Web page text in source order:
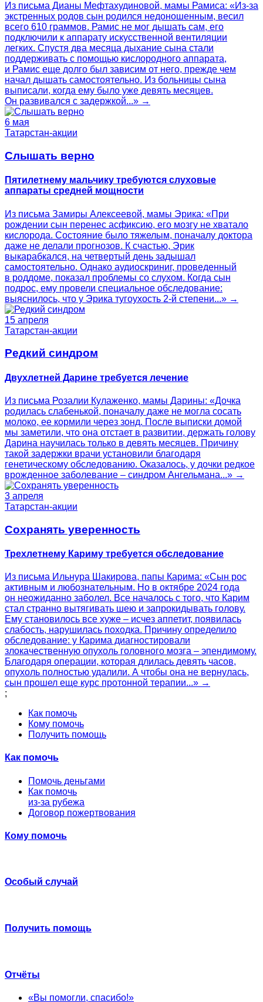
Из письма Дианы Мефтахудиновой, мамы Рамиса: «Из-за
экстренных родов сын родился недоношенным, весил
всего 610 граммов. Рамис не мог дышать сам, его
подключили к аппарату искусственной вентиляции
легких. Спустя два месяца дыхание сына стали
поддерживать с помощью кислородного аппарата,
и Рамис еще долго был зависим от него, прежде чем
начал дышать самостоятельно. Из больницы сына
выписали, когда ему было уже девять месяцев.
Он развивался с задержкой...» →
6 мая
Татарстан-акции
Слышать верно
Пятилетнему мальчику требуются слуховые
аппараты средней мощности
Из письма Замиры Алексеевой, мамы Эрика: «При
рождении сын перенес асфиксию, его мозгу не хватало
кислорода. Состояние было тяжелым, поначалу доктора
даже не делали прогнозов. К счастью, Эрик
выкарабкался, на четвертый день задышал
самостоятельно. Однако аудиоскриниг, проведенный
в роддоме, показал проблемы со слухом. Когда сын
подрос, ему провели специальное обследование:
выяснилось, что у Эрика тугоухость 2-й степени...» →
15 апреля
Татарстан-акции
Редкий синдром
Двухлетней Дарине требуется лечение
Из письма Розалии Кулаженко, мамы Дарины: «Дочка
родилась слабенькой, поначалу даже не могла сосать
молоко, ее кормили через зонд. После выписки домой
мы заметили, что она отстает в развитии, держать голову
Дарина научилась только в девять месяцев. Причину
такой задержки врачи установили благодаря
генетическому обследованию. Оказалось, у дочки редкое
врожденное заболевание – синдром Ангельмана...» →
3 апреля
Татарстан-акции
Сохранять уверенность
Трехлетнему Кариму требуется обследование
Из письма Ильнура Шакирова, папы Карима: «Сын рос
активным и любознательным. Но в октябре 2024 года
он неожиданно заболел. Все началось с того, что Карим
стал странно вытягивать шею и запрокидывать голову.
Ему становилось все хуже – исчез аппетит, появилась
слабость, нарушилась походка. Причину определило
обследование: у Карима диагностировали
злокачественную опухоль головного мозга – эпендимому.
Благодаря операции, которая длилась девять часов,
опухоль полностью удалили. А чтобы она не вернулась,
сын прошел еще курс протонной терапии...» →
;
Как помочь
Кому помочь
Получить помощь
Как помочь
Помочь деньгами
Как помочь
из-за рубежа
Договор пожертвования
Кому помочь
Особый случай
Получить помощь
Отчёты
«Вы помогли, спасибо!»